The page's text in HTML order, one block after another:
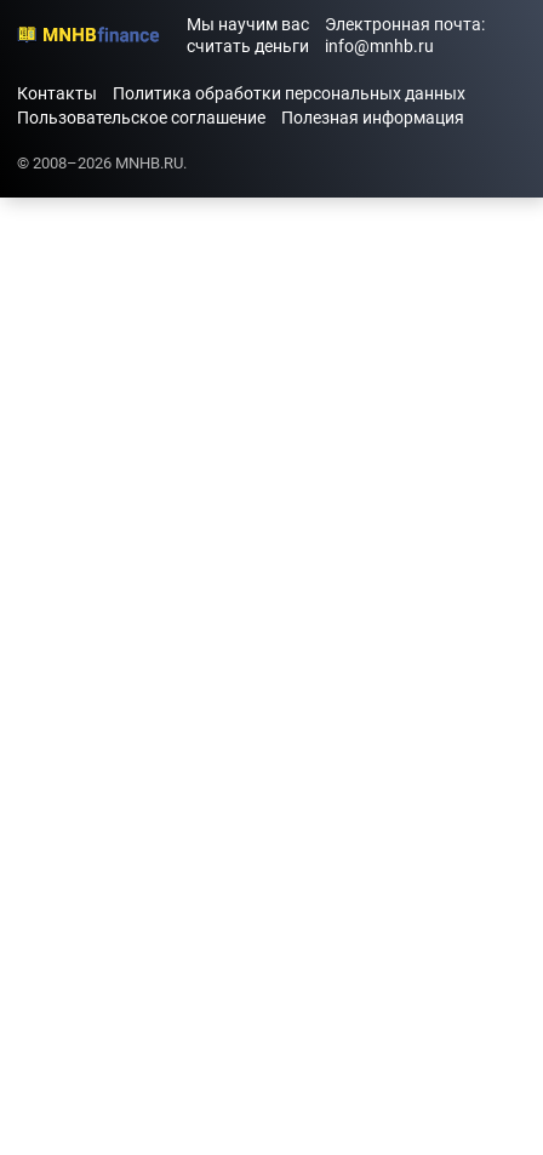
Мы научим вас
считать деньги
Электронная почта:
info@mnhb.ru
Контакты
Политика обработки персональных данных
Пользовательское соглашение
Полезная информация
© 2008–2026 MNHB.RU.